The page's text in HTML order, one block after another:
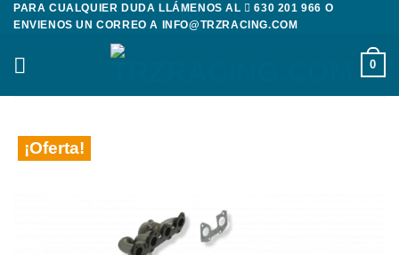
Saltar
contenido
PARA CUALQUIER DUDA LLÁMENOS AL 630 201 966 O
ENVIENOS UN CORREO A
INFO@TRZRACING.COM
0
¡Oferta!